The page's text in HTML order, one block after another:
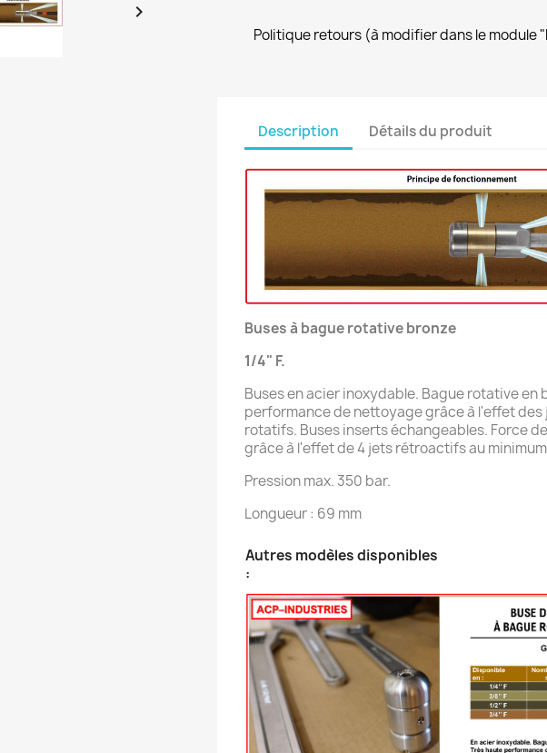

Politique retours (à modifier dans le module
Description Détails du produit
Buses à bague rotative bronze
1/4" F.
Buses en acier inoxydable. Bague rotative en
performance de nettoyage grâce à l'effet
rotatifs. Buses inserts échangeables. Force
grâce à l'effet de 4 jets rétroactifs au
Pression max. 350 bar.
Longueur : 69 mm
Autres modèles disponibles
: